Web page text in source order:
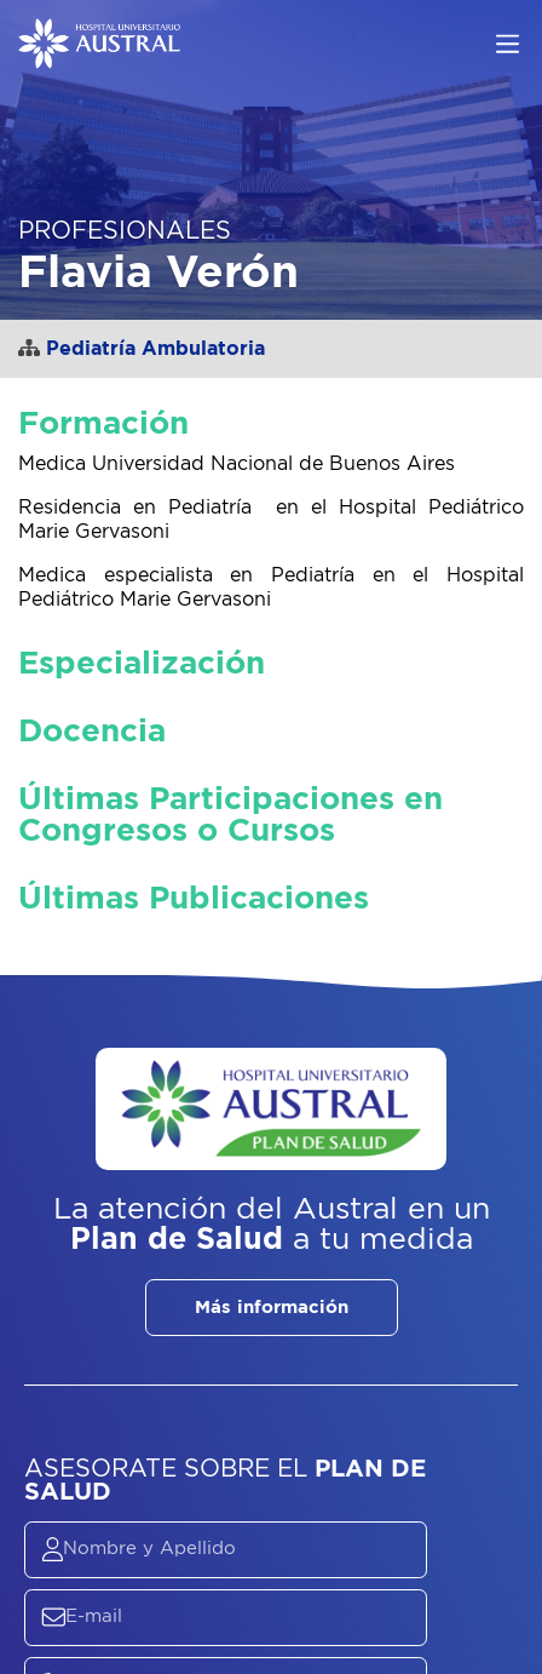
PROFESIONALES
Flavia Verón
Pediatría Ambulatoria
Formación
Medica Universidad Nacional de Buenos Aires
Residencia en Pediatría en el Hospital Pediátrico
Marie Gervasoni
Medica especialista en Pediatría en el Hospital
Pediátrico Marie Gervasoni
Especialización
Docencia
Últimas Participaciones en
Congresos o Cursos
Últimas Publicaciones
La atención del Austral
en un
Plan de Salud a tu medida
Más información
ASESORATE SOBRE
PLAN DE
SALUD